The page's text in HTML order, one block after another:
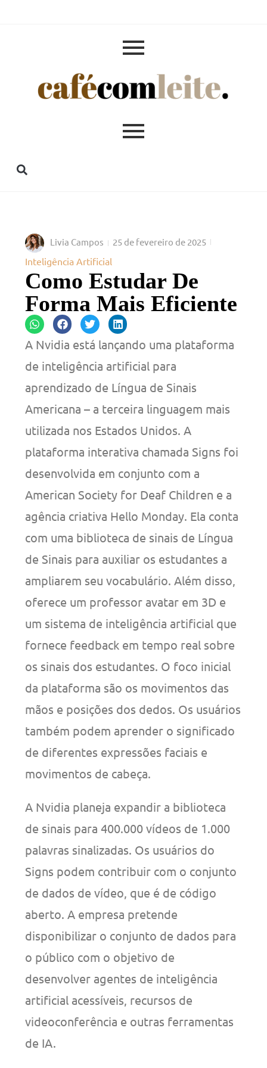
Livia Campos 25 de fevereiro de 2025
Inteligência Artificial
Como Estudar De
Forma Mais Eficiente
A Nvidia está lançando uma plataforma
de inteligência artificial para
aprendizado de Língua de Sinais
Americana – a terceira linguagem mais
utilizada nos Estados Unidos. A
plataforma interativa chamada Signs foi
desenvolvida em conjunto com a
American Society for Deaf Children e a
agência criativa Hello Monday. Ela conta
com uma biblioteca de sinais de Língua
de Sinais para auxiliar os estudantes a
ampliarem seu vocabulário. Além disso,
oferece um professor avatar em 3D e
um sistema de inteligência artificial que
fornece feedback em tempo real sobre
os sinais dos estudantes. O foco inicial
da plataforma são os movimentos das
mãos e posições dos dedos. Os usuários
também podem aprender o significado
de diferentes expressões faciais e
movimentos de cabeça.
A Nvidia planeja expandir a biblioteca
de sinais para 400.000 vídeos de 1.000
palavras sinalizadas. Os usuários do
Signs podem contribuir com o conjunto
de dados de vídeo, que é de código
aberto. A empresa pretende
disponibilizar o conjunto de dados para
o público com o objetivo de
desenvolver agentes de inteligência
artificial acessíveis, recursos de
videoconferência e outras ferramentas
de IA.